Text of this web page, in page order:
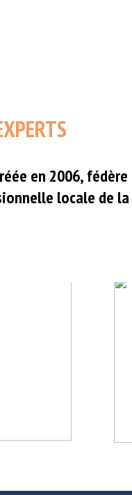
en 2006,
locale de la